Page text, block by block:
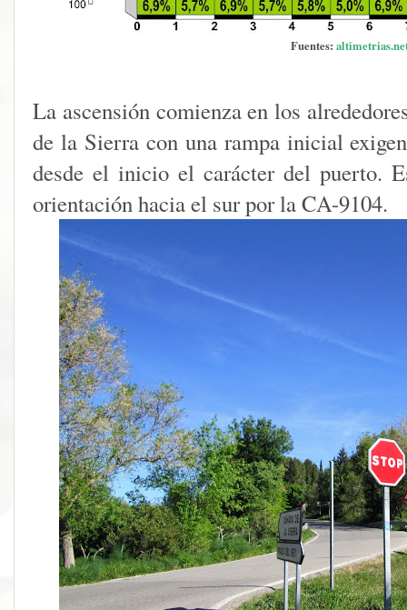
Fuentes:
La ascensión comienza en los
de la Sierra con una rampa inicial
desde el inicio el carácter del puerto.
orientación hacia el sur por la CA-9104.